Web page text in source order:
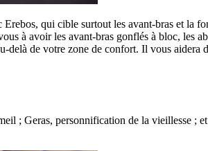
qui cible surtout les avant-bras et la
à avoir les avant-bras gonflés à bloc, les
delà de votre zone de confort. Il vous aidera
; Geras, personnification de la vieillesse ;